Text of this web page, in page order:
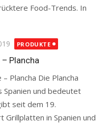
Food-Trends. In
PRODUKTE
Plancha
Plancha Die Plancha
Spanien und bedeutet
seit dem 19.
Grillplatten in Spanien und